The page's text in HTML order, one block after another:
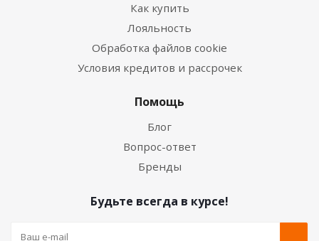
Как купить
Лояльность
Обработка файлов cookie
Условия кредитов и рассрочек
Помощь
Блог
Вопрос-ответ
Бренды
Будьте всегда в курсе!